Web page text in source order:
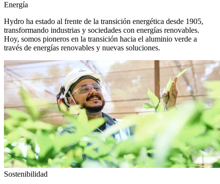
Energía
Hydro ha estado al frente de la transición energética desde 1905,
transformando industrias y sociedades con energías renovables.
Hoy, somos pioneros en la transición hacia el aluminio verde a
través de energías renovables y nuevas soluciones.
Sostenibilidad